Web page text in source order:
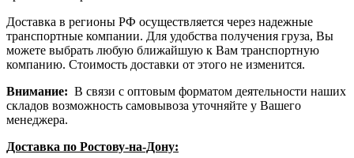
Доставка в регионы РФ осуществляется через надежные
транспортные компании. Для удобства получения груза, Вы
можете выбрать любую ближайшую к Вам транспортную
компанию. Стоимость доставки от этого не изменится.
Внимание: В связи с оптовым форматом деятельности наших
складов возможность самовывоза уточняйте у Вашего
менеджера.
Доставка по Ростову-на-Дону: